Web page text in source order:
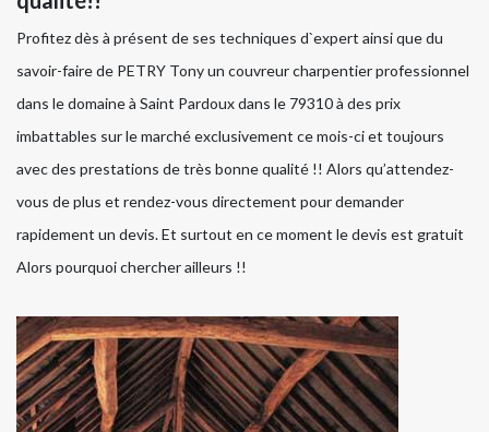
Profitez dès à présent de ses techniques d`expert ainsi que du
savoir-faire de PETRY Tony un couvreur charpentier professionnel
dans le domaine à Saint Pardoux dans le 79310 à des prix
imbattables sur le marché exclusivement ce mois-ci et toujours
avec des prestations de très bonne qualité !! Alors qu’attendez-
vous de plus et rendez-vous directement pour demander
rapidement un devis. Et surtout en ce moment le devis est gratuit
Alors pourquoi chercher ailleurs !!